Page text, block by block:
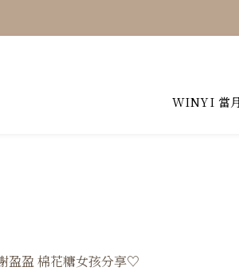
WINYI 當
盈盈 棉花糖女孩分享♡